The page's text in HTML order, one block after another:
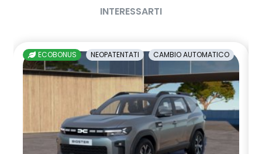
Volante regolabile in altezza e profondita'
INTERESSARTI
ECOBONUS NEOPATENTATI CAMBIO AUTOMATICO